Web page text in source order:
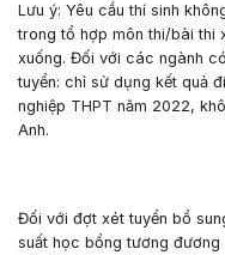
Lưu ý: Yêu cầu thí sinh
trong tổ hợp môn thi/bài thi
xuống. Đối với các ngành
tuyển: chỉ sử dụng kết quả
nghiệp THPT năm 2022,
Anh.
Đối với đợt xét tuyển bổ
suất học bổng tương đương